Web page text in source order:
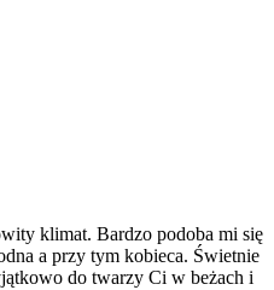
klimat. Bardzo podoba mi się
a przy tym kobieca. Świetnie
do twarzy Ci w beżach i